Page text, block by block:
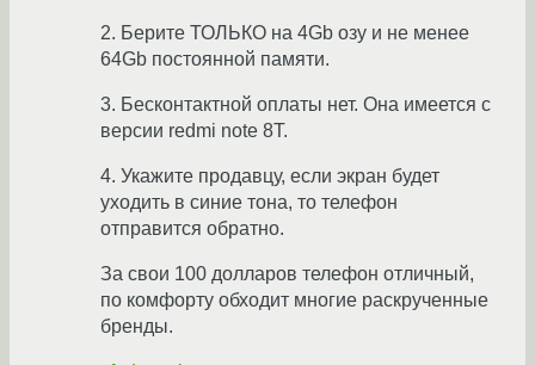
2. Берите ТОЛЬКО на 4Gb озу и не менее
64Gb постоянной памяти.
3. Бесконтактной оплаты нет. Она имеется с
версии redmi note 8T.
4. Укажите продавцу, если экран будет
уходить в синие тона, то телефон
отправится обратно.
За свои 100 долларов телефон отличный,
по комфорту обходит многие раскрученные
бренды.